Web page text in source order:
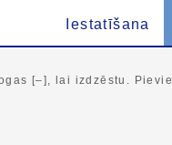
Iestatīšana
[–], lai izdzēstu.